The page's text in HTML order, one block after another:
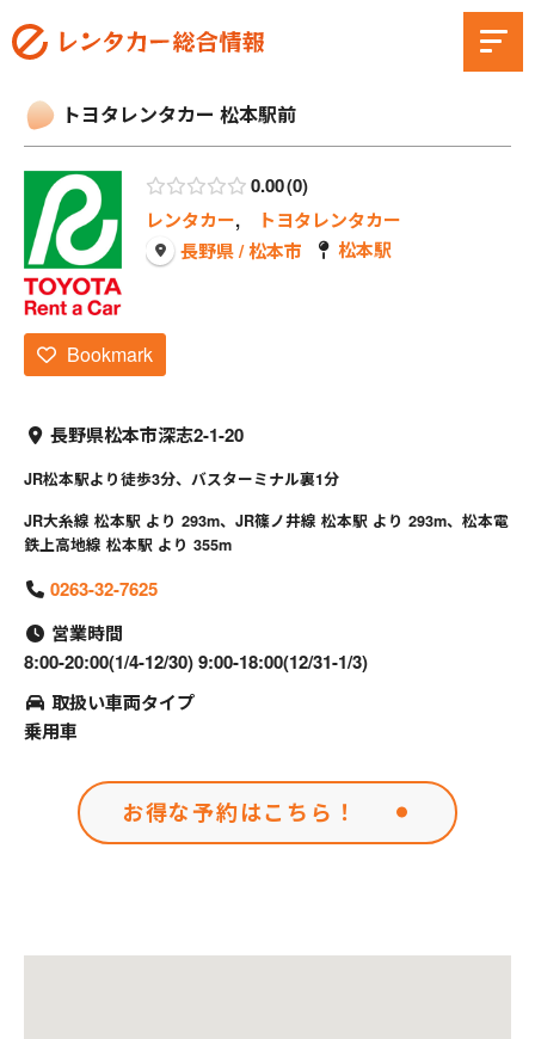
トヨタレンタカー 松本駅前
0.00 0
レンタカー,
トヨタレンタカー
長野県 / 松本市
松本駅
Bookmark
長野県松本市深志2-1-20
JR松本駅より徒歩3分、バスターミナル裏1分
JR大糸線 松本駅 より 293m、JR篠ノ井線 松本駅 より 293m、松本電
鉄上高地線 松本駅 より 355m
0263-32-7625
営業時間
8:00-20:00(1/4-12/30) 9:00-18:00(12/31-1/3)
取扱い車両タイプ
乗用車
お得な予約はこちら！